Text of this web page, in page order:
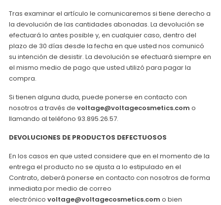
Tras examinar el artículo le comunicaremos si tiene derecho a
la devolución de las cantidades abonadas. La devolución se
efectuará lo antes posible y, en cualquier caso, dentro del
plazo de 30 días desde la fecha en que usted nos comunicó
su intención de desistir. La devolución se efectuará siempre en
el mismo medio de pago que usted utilizó para pagar la
compra.
Si tienen alguna duda, puede ponerse en contacto con
nosotros a través de voltage@voltagecosmetics.com o
llamando al teléfono 93.895.26.57.
DEVOLUCIONES DE PRODUCTOS DEFECTUOSOS
En los casos en que usted considere que en el momento de la
entrega el producto no se ajusta a lo estipulado en el
Contrato, deberá ponerse en contacto con nosotros de forma
inmediata por medio de correo
electrónico voltage@voltagecosmetics.com o bien